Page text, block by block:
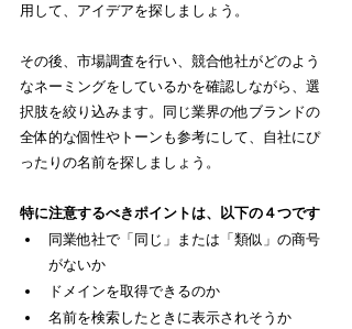
用して、アイデアを探しましょう。
その後、市場調査を行い、競合他社がどのよう
なネーミングをしているかを確認しながら、選
択肢を絞り込みます。同じ業界の他ブランドの
全体的な個性やトーンも参考にして、自社にぴ
ったりの名前を探しましょう。
特に注意するべきポイントは、以下の４つです
同業他社で「同じ」または「類似」の商号
がないか
ドメインを取得できるのか
名前を検索したときに表示されそうか